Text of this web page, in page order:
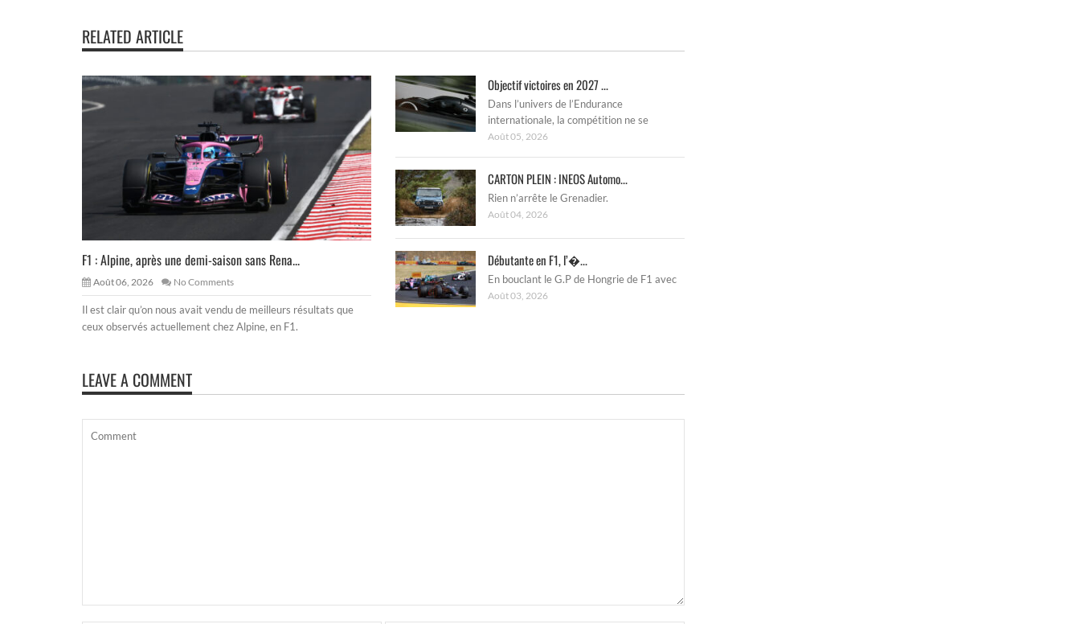
RELATED ARTICLE
F1 : Alpine, après une demi-saison sans Rena...
Août 06, 2026 No Comments
Il est clair qu’on nous avait vendu de meilleurs résultats que
ceux observés actuellement chez Alpine, en F1.
Objectif victoires en 2027 ...
Dans l’univers de l’Endurance
internationale, la compétition ne se
Août 05, 2026
CARTON PLEIN : INEOS Automo...
Rien n’arrête le Grenadier.
Août 04, 2026
Débutante en F1, l’�...
En bouclant le G.P de Hongrie de F1 avec
Août 03, 2026
LEAVE A COMMENT